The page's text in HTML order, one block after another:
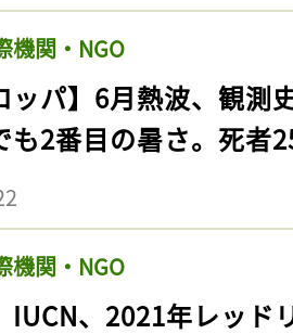
機関・NGO
ッパ】6月熱波、観
も2番目の暑さ。死者
機関・NGO
IUCN、2021年レッ